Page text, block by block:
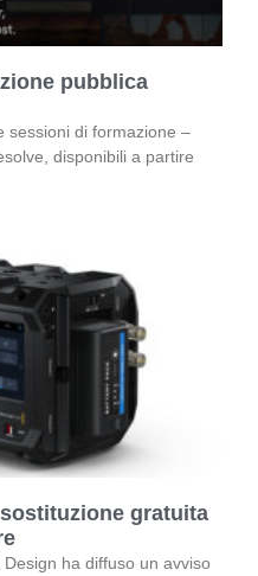
pubblica
sessioni di formazione –
disponibili a partire
gratuita
ha diffuso un avviso